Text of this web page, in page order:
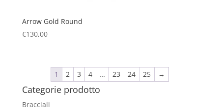
Arrow Gold Round
€130,00
1 2 3 4 … 23 24 25 →
Categorie prodotto
Bracciali